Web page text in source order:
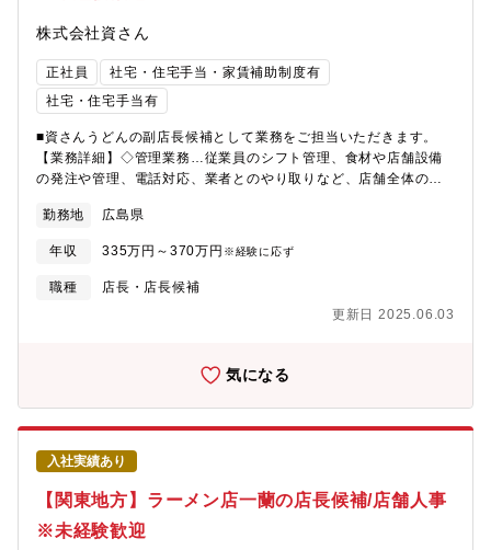
株式会社資さん
正社員
社宅・住宅手当・家賃補助制度有
社宅・住宅手当有
■資さんうどんの副店長候補として業務をご担当いただきます。
【業務詳細】◇管理業務…従業員のシフト管理、食材や店舗設備
の発注や管理、電話対応、業者とのやり取りなど、店舗全体の管
いに行き、料理をお席まで運びます。◇キッチンや仕込み業務…
各メニューの味付けや盛り付け、揚げ物、ぼた餅を握る等※出来
る範囲から徐々にお任せします。■入社後の流れ副店長候補として
ご入社いただき、多くのスキルや専門性を身に着けていただきま
する人材へと成長いただけくための環境や仕組みを完備しており
イト店舗スタッフ3～40名程度で構成されています。
勤務地 広島県
年収 335万円～370万円 ※経験に応ず
職種
店長・店長候補
更新日 2025.06.03
気になる
入社実績あり
【関東地方】ラーメン店一蘭の店長候補/店舗人事
※未経験歓迎